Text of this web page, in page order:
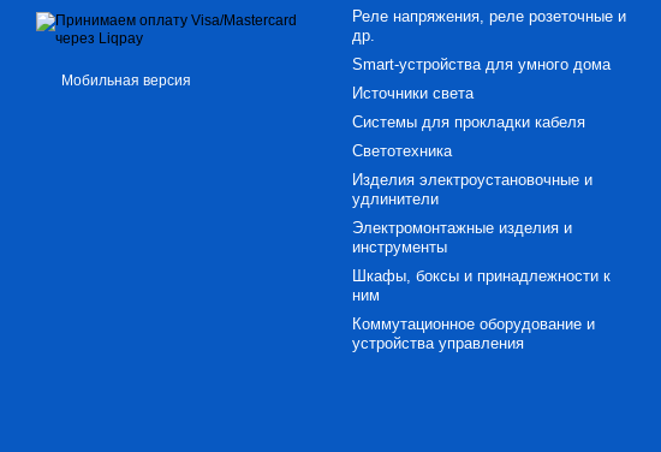
Мобильная версия
Реле напряжения, реле розеточные и
др.
Smart-устройства для умного дома
Источники света
Системы для прокладки кабеля
Светотехника
Изделия электроустановочные и
удлинители
Электромонтажные изделия и
инструменты
Шкафы, боксы и принадлежности к
ним
Коммутационное оборудование и
устройства управления